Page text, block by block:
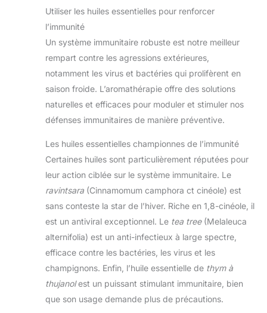
Utiliser les huiles essentielles pour renforcer
l’immunité
Un système immunitaire robuste est notre meilleur
rempart contre les agressions extérieures,
notamment les virus et bactéries qui prolifèrent en
saison froide. L’aromathérapie offre des solutions
naturelles et efficaces pour moduler et stimuler nos
défenses immunitaires de manière préventive.
Les huiles essentielles championnes de l’immunité
Certaines huiles sont particulièrement réputées pour
leur action ciblée sur le système immunitaire. Le
ravintsara (Cinnamomum camphora ct cinéole) est
sans conteste la star de l’hiver. Riche en 1,8-cinéole, il
est un antiviral exceptionnel. Le tea tree(Melaleuca
alternifolia) est un anti-infectieux à large spectre,
efficace contre les bactéries, les virus et les
champignons. Enfin, l’huile essentielle de thym à
thujanolest un puissant stimulant immunitaire, bien
que son usage demande plus de précautions.